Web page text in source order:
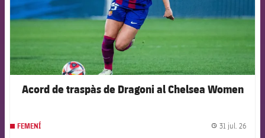
Acord de traspàs de Dragoni al Chelsea Women
FEMENÍ 31 jul. 26